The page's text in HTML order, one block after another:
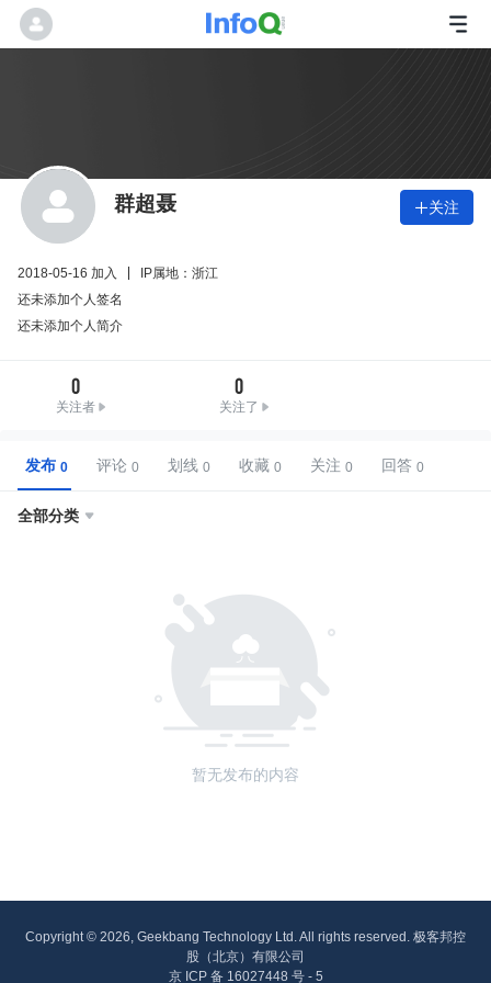
群超聂 关注
2018-05-16 加入
IP属地：浙江
还未添加个人签名
还未添加个人简介
0
关注者
0
关注了
发布 评论 划线 收藏 关注 回答
全部分类 
暂无发布的内容
Copyright © 2026, Geekbang Technology Ltd. All rights reserved. 极客邦控
股（北京）有限公司
京 ICP 备 16027448 号 - 5